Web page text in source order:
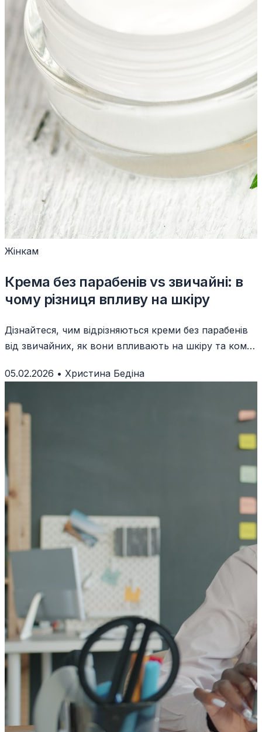
Жінкам
Крема без парабенів vs звичайні: в
чому різниця впливу на шкіру
Дізнайтеся, чим відрізняються креми без парабенів
від звичайних, як вони впливають на шкіру та кому
05.02.2026 • Христина Бедіна